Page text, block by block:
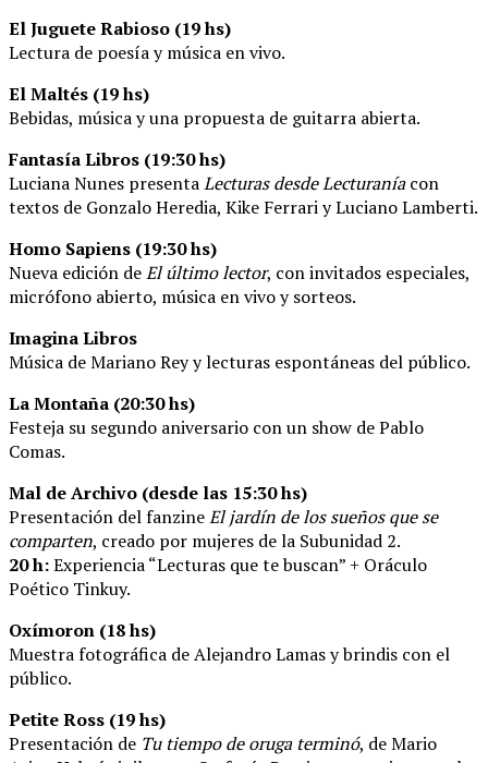
El Juguete Rabioso (19 hs)
Lectura de poesía y música en vivo.
El Maltés (19 hs)
Bebidas, música y una propuesta de guitarra abierta.
Fantasía Libros (19:30 hs)
Luciana Nunes presentaLecturas desde Lecturaníacon
textos de Gonzalo Heredia, Kike Ferrari y Luciano Lamberti.
Homo Sapiens (19:30 hs)
Nueva edición deEl último lector, con invitados especiales,
micrófono abierto, música en vivo y sorteos.
Imagina Libros
Música de Mariano Rey y lecturas espontáneas del público.
La Montaña (20:30 hs)
Festeja su segundo aniversario con un show de Pablo
Comas.
Mal de Archivo (desde las 15:30 hs)
Presentación del fanzineEl jardín de los sueños que se
comparten, creado por mujeres de la Subunidad 2.
20 h:Experiencia “Lecturas que te buscan” + Oráculo
Poético Tinkuy.
Oxímoron (18 hs)
Muestra fotográfica de Alejandro Lamas y brindis con el
público.
Petite Ross (19 hs)
Presentación de Tu tiempo de oruga terminó, de Mario